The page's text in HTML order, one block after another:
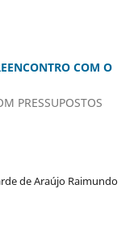
COM O
PRESSUPOSTOS
de Araújo Raimundo